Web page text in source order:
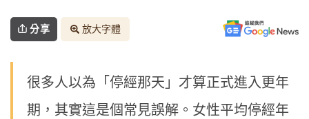
分享 放大字體
很多人以為「停經那天」才算正式進入更年
期，其實這是個常見誤解。女性平均停經年